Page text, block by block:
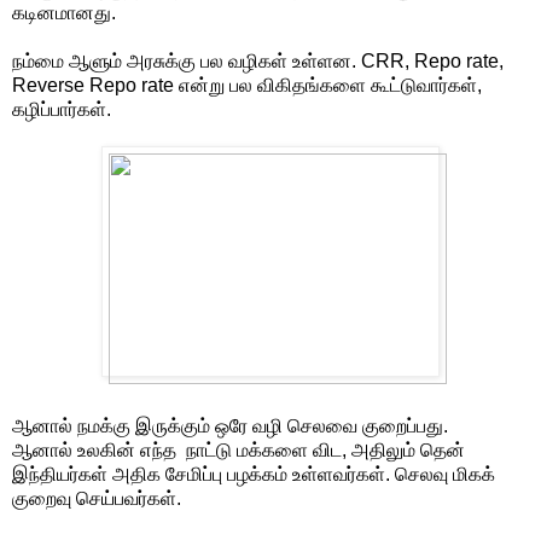
கடினமானது.
நம்மை ஆளும் அரசுக்கு பல வழிகள் உள்ளன. CRR, Repo rate,
Reverse Repo rate என்று பல விகிதங்களை கூட்டுவார்கள்,
கழிப்பார்கள்.
ஆனால் நமக்கு இருக்கும் ஒரே வழி செலவை குறைப்பது.
ஆனால் உலகின் எந்த நாட்டு மக்களை விட, அதிலும் தென்
இந்தியர்கள் அதிக சேமிப்பு பழக்கம் உள்ளவர்கள். செலவு மிகக்
குறைவு செய்பவர்கள்.